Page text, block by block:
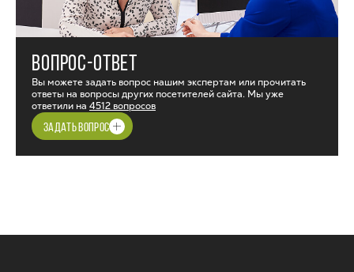
ВОПРОС-ОТВЕТ
Вы можете задать вопрос нашим экспертам или прочитать
ответы на вопросы других посетителей сайта. Мы уже
ответили на 4512 вопросов
ЗАДАТЬ ВОПРОС